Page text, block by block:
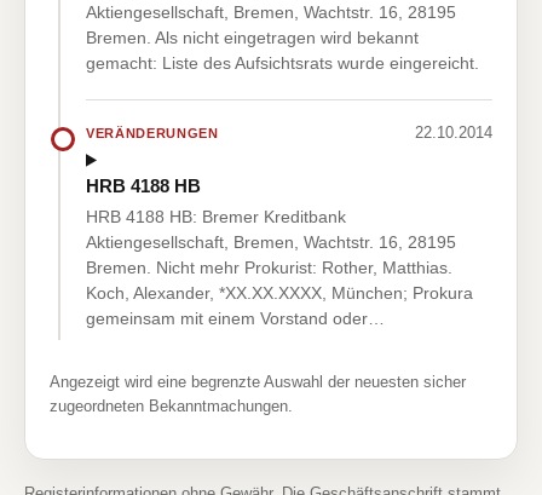
Aktiengesellschaft, Bremen, Wachtstr. 16, 28195
Bremen. Als nicht eingetragen wird bekannt
gemacht: Liste des Aufsichtsrats wurde eingereicht.
VERÄNDERUNGEN 22.10.2014
HRB 4188 HB
HRB 4188 HB: Bremer Kreditbank
Aktiengesellschaft, Bremen, Wachtstr. 16, 28195
Bremen. Nicht mehr Prokurist: Rother, Matthias.
Koch, Alexander, *XX.XX.XXXX, München; Prokura
gemeinsam mit einem Vorstand oder…
Angezeigt wird eine begrenzte Auswahl der neuesten sicher
zugeordneten Bekanntmachungen.